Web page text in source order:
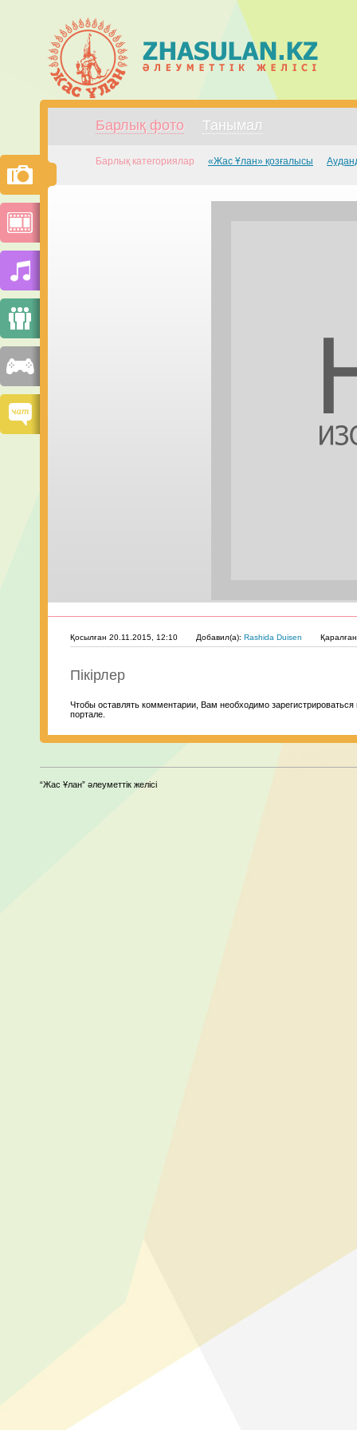
Барлық фото Танымал
Барлық категориялар «Жас Ұлан» қозғалысы
Қосылған 20.11.2015, 12:10 Добавил(а): Rashida Duisen
Пікірлер
Чтобы оставлять комментарии, Вам необходимо зарегистрироваться
портале.
“Жас Ұлан” әлеуметтік желісі